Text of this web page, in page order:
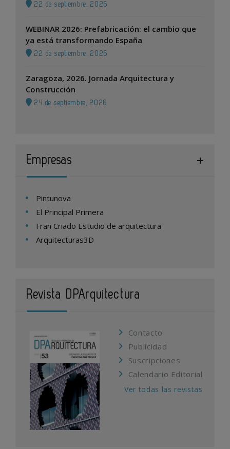
22 de septiembre, 2026
WEBINAR 2026: Prefabricación: el cambio que
ya está transformando España
22 de septiembre, 2026
Zaragoza, 2026. Jornada Arquitectura y
Construcción
24 de septiembre, 2026
Empresas
Pintunova
El Principal Primera
Fran Criado Estudio de arquitectura
Arquitecturas3D
Revista DPArquitectura
Contacto
Publicidad
Suscripciones
Calendario Editorial
Ver todas las revistas